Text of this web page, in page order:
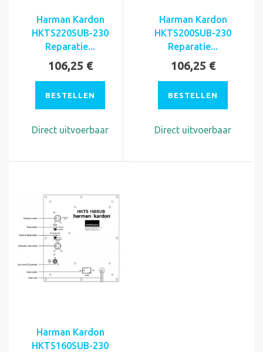
Harman Kardon
HKTS220SUB-230
Reparatie...
106,25 €
BESTELLEN
Direct uitvoerbaar
Harman Kardon
HKTS200SUB-230
Reparatie...
106,25 €
BESTELLEN
Direct uitvoerbaar
Harman Kardon
HKTS160SUB-230